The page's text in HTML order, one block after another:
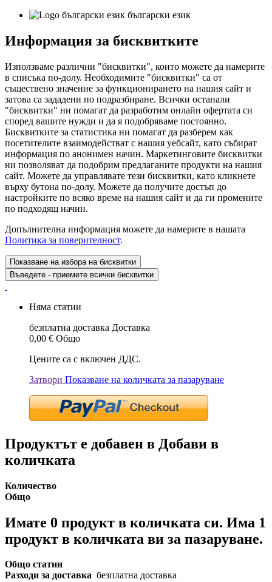
български език
Информация за бисквитките
Използваме различни "бисквитки", които можете да намерите
в списъка по-долу. Необходимите "бисквитки" са от
съществено значение за функционирането на нашия сайт и
затова са зададени по подразбиране. Всички останали
"бисквитки" ни помагат да разработим онлайн офертата си
според вашите нужди и да я подобряваме постоянно.
Бисквитките за статистика ни помагат да разберем как
посетителите взаимодействат с нашия уебсайт, като събират
информация по анонимен начин. Маркетинговите бисквитки
ни позволяват да подобрим предлаганите продукти на нашия
сайт. Можете да управлявате тези бисквитки, като кликнете
върху бутона по-долу. Можете да получите достъп до
настройките по всяко време на нашия сайт и да ги промените
по подходящ начин.
Допълнителна информация можете да намерите в нашата
Политика за поверителност.
Показване на избора на бисквитки
Въведете - приемете всички бисквитки
Няма статии
безплатна доставка Доставка
0,00 € Общо
Цените са с включен ДДС.
Затвори Показване на количката за пазаруване
Продуктът е добавен в Добави в
количката
Количество
Общо
Имате 0 продукт в количката си. Има 1
продукт в количката ви за пазаруване.
Общо статии
Разходи за доставка безплатна доставка